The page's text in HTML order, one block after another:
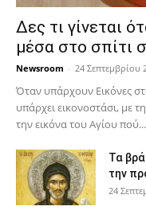
Δες τι γίνεται
μέσα στο σπίτι
Newsroom - 24 Σεπτεμβρίου
Όταν υπάρχουν Εικόνες
υπάρχει εικονοστάσι, με
την εικόνα του Αγίου πού...
Τα
την
24